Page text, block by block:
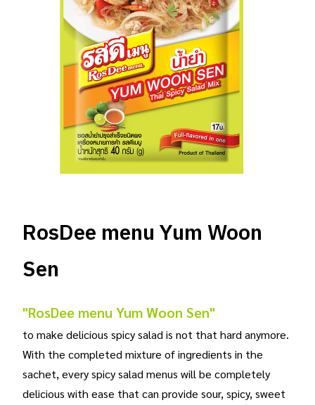
RosDee menu Yum Woon
Sen
"RosDee menu Yum Woon Sen"
to make delicious spicy salad is not that hard anymore.
With the completed mixture of ingredients in the
sachet, every spicy salad menus will be completely
delicious with ease that can provide sour, spicy, sweet